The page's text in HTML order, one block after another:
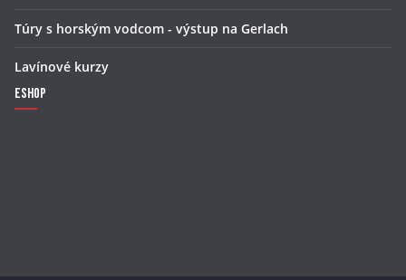
Túry s horským vodcom - výstup na Gerlach
Lavínové kurzy
Eshop